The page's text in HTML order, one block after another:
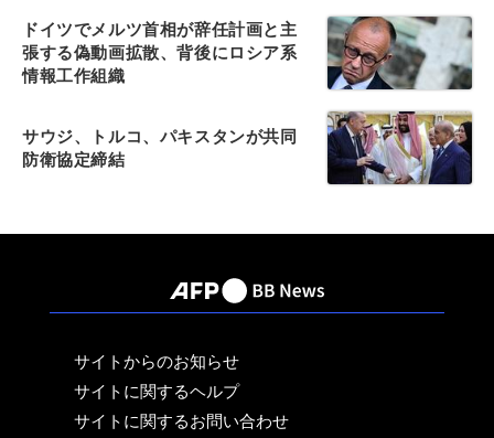
ドイツでメルツ首相が辞任計画と主
張する偽動画拡散、背後にロシア系
情報工作組織
サウジ、トルコ、パキスタンが共同
防衛協定締結
サイトからのお知らせ
サイトに関するヘルプ
サイトに関するお問い合わせ